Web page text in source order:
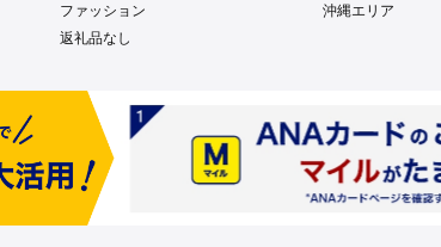
ファッション
返礼品なし
沖縄エリア